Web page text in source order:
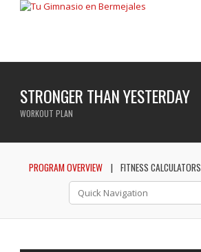
STRONGER THAN YESTERDAY
WORKOUT PLAN
PROGRAM OVERVIEW FITNESS CALCULATORS